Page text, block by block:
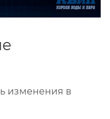
изменения в